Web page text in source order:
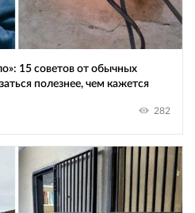
15 советов от обычных
полезнее, чем кажется
282